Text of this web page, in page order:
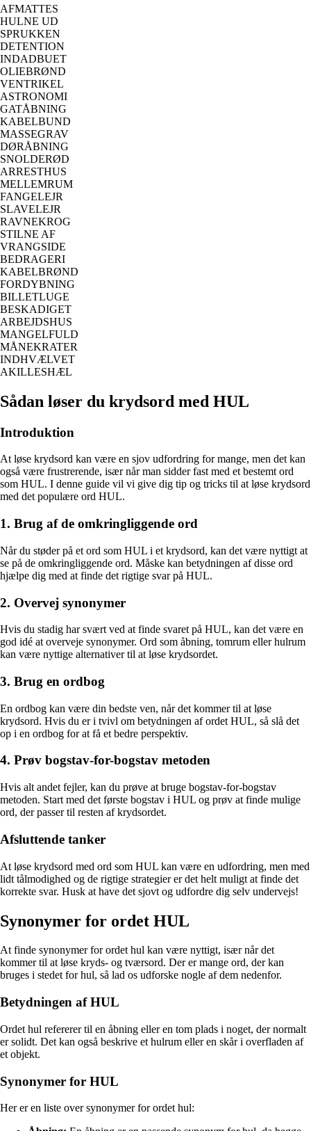
AFMATTES
HULNE UD
SPRUKKEN
DETENTION
INDADBUET
OLIEBRØND
VENTRIKEL
ASTRONOMI
GATÅBNING
KABELBUND
MASSEGRAV
DØRÅBNING
SNOLDERØD
ARRESTHUS
MELLEMRUM
FANGELEJR
SLAVELEJR
RAVNEKROG
STILNE AF
VRANGSIDE
BEDRAGERI
KABELBRØND
FORDYBNING
BILLETLUGE
BESKADIGET
ARBEJDSHUS
MANGELFULD
MÅNEKRATER
INDHVÆLVET
AKILLESHÆL
Sådan løser du krydsord med HUL
Introduktion
At løse krydsord kan være en sjov udfordring for mange, men det kan
også være frustrerende, især når man sidder fast med et bestemt ord
som HUL. I denne guide vil vi give dig tip og tricks til at løse krydsord
med det populære ord HUL.
1. Brug af de omkringliggende ord
Når du støder på et ord som HUL i et krydsord, kan det være nyttigt at
se på de omkringliggende ord. Måske kan betydningen af disse ord
hjælpe dig med at finde det rigtige svar på HUL.
2. Overvej synonymer
Hvis du stadig har svært ved at finde svaret på HUL, kan det være en
god idé at overveje synonymer. Ord som åbning, tomrum eller hulrum
kan være nyttige alternativer til at løse krydsordet.
3. Brug en ordbog
En ordbog kan være din bedste ven, når det kommer til at løse
krydsord. Hvis du er i tvivl om betydningen af ordet HUL, så slå det
op i en ordbog for at få et bedre perspektiv.
4. Prøv bogstav-for-bogstav metoden
Hvis alt andet fejler, kan du prøve at bruge bogstav-for-bogstav
metoden. Start med det første bogstav i HUL og prøv at finde mulige
ord, der passer til resten af krydsordet.
Afsluttende tanker
At løse krydsord med ord som HUL kan være en udfordring, men med
lidt tålmodighed og de rigtige strategier er det helt muligt at finde det
korrekte svar. Husk at have det sjovt og udfordre dig selv undervejs!
Synonymer for ordet HUL
At finde synonymer for ordet hul kan være nyttigt, især når det
kommer til at løse kryds- og tværsord. Der er mange ord, der kan
bruges i stedet for hul, så lad os udforske nogle af dem nedenfor.
Betydningen af HUL
Ordet hul refererer til en åbning eller en tom plads i noget, der normalt
er solidt. Det kan også beskrive et hulrum eller en skår i overfladen af
et objekt.
Synonymer for HUL
Her er en liste over synonymer for ordet hul: